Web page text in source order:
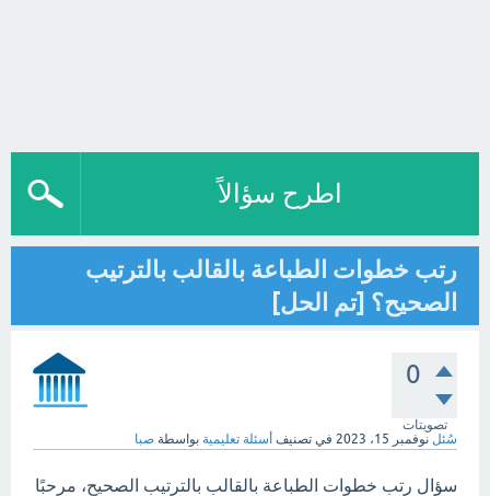
اطرح سؤالاً
رتب خطوات الطباعة بالقالب بالترتيب
الصحيح؟ [تم الحل]
0
تصويتات
سُئل نوفمبر 15، 2023 في تصنيف أسئلة تعليمية بواسطة صبا
سؤال رتب خطوات الطباعة بالقالب بالترتيب الصحيح، مرحبًا